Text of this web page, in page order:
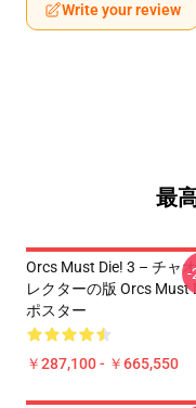
Write your review
最
Orcs Must Die! 3 – チャ
レクターの版 Orcs Must
ポスター
￥287,100 - ￥665,550
-